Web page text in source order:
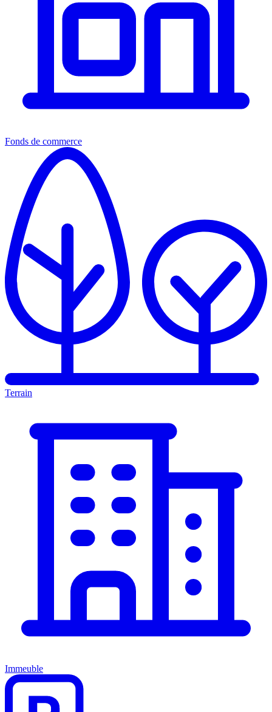
Fonds de commerce
Terrain
Immeuble